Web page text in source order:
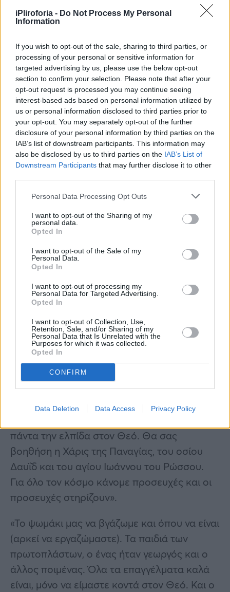
iPliroforia - Do Not Process My Personal
Information
If you wish to opt-out of the sale, sharing to third parties, or
processing of your personal or sensitive information for
targeted advertising by us, please use the below opt-out
section to confirm your selection. Please note that after your
opt-out request is processed you may continue seeing
interest-based ads based on personal information utilized by
us or personal information disclosed to third parties prior to
your opt-out. You may separately opt-out of the further
disclosure of your personal information by third parties on the
IAB’s list of downstream participants. This information may
also be disclosed by us to third parties on the IAB’s List of
Downstream Participants that may further disclose it to other
Personal Data Processing Opt Outs
I want to opt-out of the Sharing of my
personal data.
Opted In
I want to opt-out of the Sale of my
Personal Data.
Opted In
I want to opt-out of processing my
Personal Data for Targeted Advertising.
Opted In
I want to opt-out of Collection, Use,
Retention, Sale, and/or Sharing of my
Personal Data that Is Unrelated with the
Purposes for which it was collected.
Opted In
CONFIRM
Data Deletion Data Access Privacy Policy
«Πολλές φορές λένε (κατηγορίες) για τους
Ιερείς. (Αλλά) και οι παπάδες άνθρωποι είναι.
Μπορεί ένας άνθρωπος να έσφαλε στην ζωή
του, δεν φταίνε και όλοι οι άνθρωποι. (Και
ένας παπάς μπορεί να έσφαλε, δεν φταίνε
όλοι οι παπάδες.) Αλλά «μην κρίνετε » λέγει ο
Χριστός «ίνα μη κριθήτε», διότι με το μέτρο
που κρίνομε θα κριθούμε μια μέρα.
Συνεντεύξεις 18/11/2025
Δήμητρα Δερζέκου: «Λέω τη δική μου
αλήθεια»
Συνεντεύξεις 18/11/2025
Τζεφ Μοντάνα: «Κανένας δεν μπορεί
να σου πει ποιος είσαι»
Ποιοι είμαστε που θα κρίνωμε; Να κάνωμε
προσευχή να φωτίζη ο Θεός τον κάθε
άνθρωπο. Όσο μπορούμε να συγχωρούμε».
πάντα την ελπίδα στον Θεό. Θα σας
βοηθήση η Χάρις της Παναγίας, του οσίου
Δαυΐδ και του αγίου Ιωάννου του Ρώσσου.
Για όλο τον κόσμο κάνομε προσευχές και οι
προσευχές στηρίζουν».
«Το ψωμάκι μας να βγάζωμε και όπου να είναι
(αρκεί να εργαζώμαστε). Τα παιδιά των
πρωτοπλάστων, ο ένας ήταν γεωργός και ο
άλλος ποιμένας. Όλα τα επαγγέλματα καλά
είναι, μόνο να είμαστε κοντά στον Θεό. Και ο